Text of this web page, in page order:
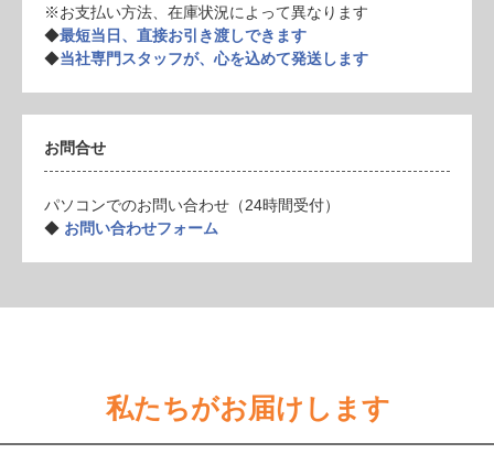
※お支払い方法、在庫状況によって異なります
◆最短当日、直接お引き渡しできます
◆当社専門スタッフが、心を込めて発送します
お問合せ
パソコンでのお問い合わせ（24時間受付）
◆ お問い合わせフォーム
私たちがお届けします